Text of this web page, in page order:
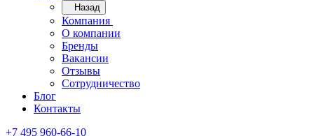
Назад
Компания
О компании
Бренды
Вакансии
Отзывы
Сотрудничество
Блог
Контакты
+7 495 960-66-10